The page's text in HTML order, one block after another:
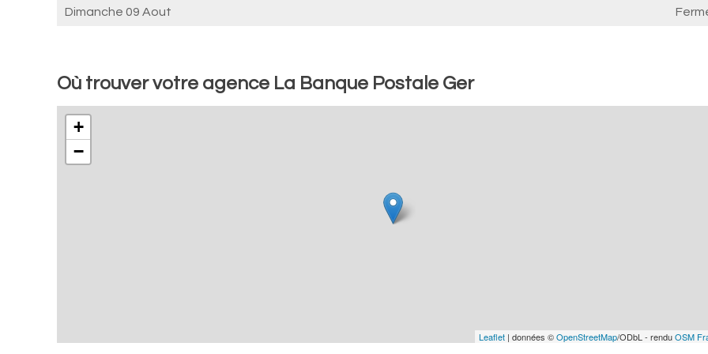
Dimanche 09 Aout
Où trouver votre agence La Banque Postale Ger
+
−
Leaflet | données ©OpenStreetMap/ODbL - renduOSM